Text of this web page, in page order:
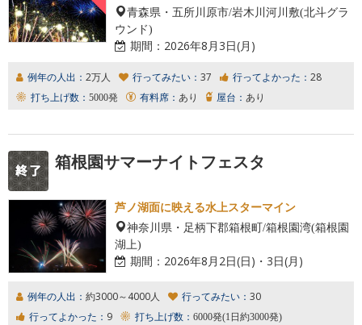
青森県・五所川原市/岩木川河川敷(北斗グラ
ウンド)
期間： 2026年8月3日(月)
例年の人出： 2万人 行ってみたい： 37 行ってよかった： 28
打ち上げ数： 5000発 有料席： あり 屋台： あり
箱根園サマーナイトフェスタ
芦ノ湖面に映える水上スターマイン
神奈川県・足柄下郡箱根町/箱根園湾(箱根園
湖上)
期間： 2026年8月2日(日)・3日(月)
例年の人出： 約3000～4000人 行ってみたい： 30
行ってよかった： 9 打ち上げ数： 6000発(1日約3000発)